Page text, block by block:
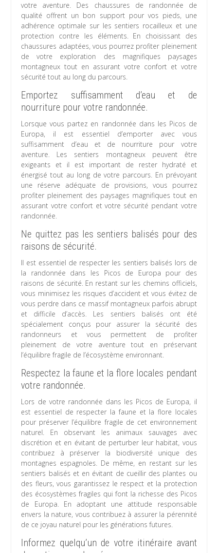
votre aventure. Des chaussures de randonnée de
qualité offrent un bon support pour vos pieds, une
adhérence optimale sur les sentiers rocailleux et une
protection contre les éléments. En choisissant des
chaussures adaptées, vous pourrez profiter pleinement
de votre exploration des magnifiques paysages
montagneux tout en assurant votre confort et votre
sécurité tout au long du parcours.
Emportez suffisamment d’eau et de
nourriture pour votre randonnée.
Lorsque vous partez en randonnée dans les Picos de
Europa, il est essentiel d’emporter avec vous
suffisamment d’eau et de nourriture pour votre
aventure. Les sentiers montagneux peuvent être
exigeants et il est important de rester hydraté et
énergisé tout au long de votre parcours. En prévoyant
une réserve adéquate de provisions, vous pourrez
profiter pleinement des paysages magnifiques tout en
assurant votre confort et votre sécurité pendant votre
randonnée.
Ne quittez pas les sentiers balisés pour des
raisons de sécurité.
Il est essentiel de respecter les sentiers balisés lors de
la randonnée dans les Picos de Europa pour des
raisons de sécurité. En restant sur les chemins officiels,
vous minimisez les risques d’accident et vous évitez de
vous perdre dans ce massif montagneux parfois abrupt
et difficile d’accès. Les sentiers balisés ont été
spécialement conçus pour assurer la sécurité des
randonneurs et vous permettent de profiter
pleinement de votre aventure tout en préservant
l’équilibre fragile de l’écosystème environnant.
Respectez la faune et la flore locales pendant
votre randonnée.
Lors de votre randonnée dans les Picos de Europa, il
est essentiel de respecter la faune et la flore locales
pour préserver l’équilibre fragile de cet environnement
naturel. En observant les animaux sauvages avec
discrétion et en évitant de perturber leur habitat, vous
contribuez à préserver la biodiversité unique des
montagnes espagnoles. De même, en restant sur les
sentiers balisés et en évitant de cueillir des plantes ou
des fleurs, vous garantissez le respect et la protection
des écosystèmes fragiles qui font la richesse des Picos
de Europa. En adoptant une attitude responsable
envers la nature, vous contribuez à assurer la pérennité
de ce joyau naturel pour les générations futures.
Informez quelqu’un de votre itinéraire avant